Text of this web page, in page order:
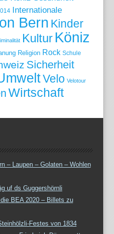
Internationale
Bern Kinder
Kultur Köniz
Religion Rock Schule
Sicherheit
Velo Velotour
Wirtschaft
– Laupen – Golaten – Wohlen
uf ds Guggershörnli
BEA 2020 – Billets zu
Festes von 1834